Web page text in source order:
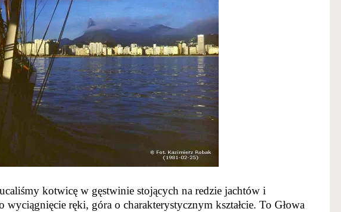
kotwicę w gęstwinie stojących na redzie jachtów i
ręki, góra o charakterystycznym kształcie. To Głowa